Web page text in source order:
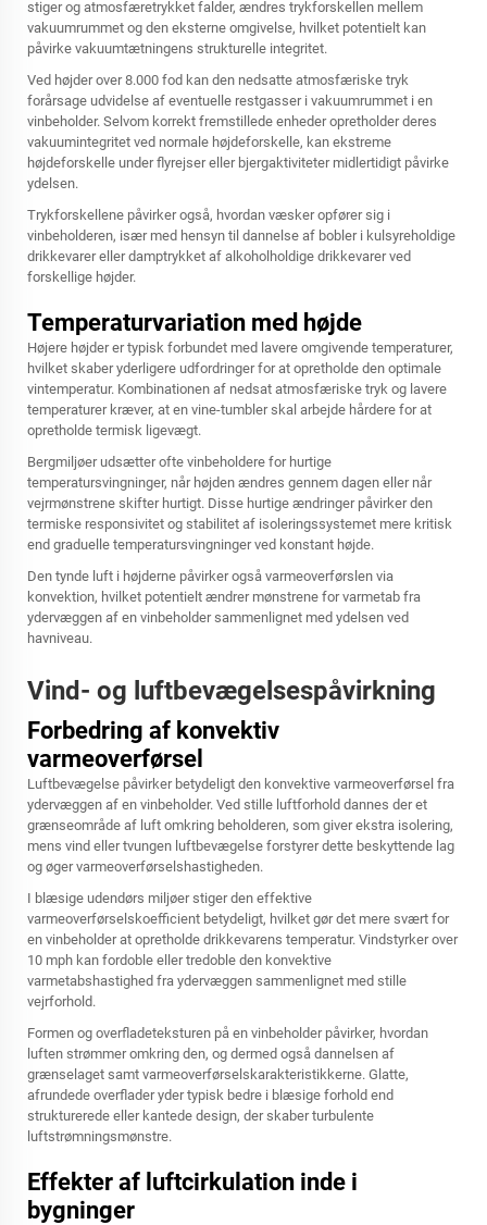
stiger og atmosfæretrykket falder, ændres trykforskellen mellem
vakuumrummet og den eksterne omgivelse, hvilket potentielt kan
påvirke vakuumtætningens strukturelle integritet.
Ved højder over 8.000 fod kan den nedsatte atmosfæriske tryk
forårsage udvidelse af eventuelle restgasser i vakuumrummet i en
vinbeholder. Selvom korrekt fremstillede enheder opretholder deres
vakuumintegritet ved normale højdeforskelle, kan ekstreme
højdeforskelle under flyrejser eller bjergaktiviteter midlertidigt påvirke
ydelsen.
Trykforskellene påvirker også, hvordan væsker opfører sig i
vinbeholderen, især med hensyn til dannelse af bobler i kulsyreholdige
drikkevarer eller damptrykket af alkoholholdige drikkevarer ved
forskellige højder.
Temperaturvariation med højde
Højere højder er typisk forbundet med lavere omgivende temperaturer,
hvilket skaber yderligere udfordringer for at opretholde den optimale
vintemperatur. Kombinationen af nedsat atmosfæriske tryk og lavere
temperaturer kræver, at en vine-tumblerskal arbejde hårdere for at
opretholde termisk ligevægt.
Bergmiljøer udsætter ofte vinbeholdere for hurtige
temperatursvingninger, når højden ændres gennem dagen eller når
vejrmønstrene skifter hurtigt. Disse hurtige ændringer påvirker den
termiske responsivitet og stabilitet af isoleringssystemet mere kritisk
end graduelle temperatursvingninger ved konstant højde.
Den tynde luft i højderne påvirker også varmeoverførslen via
konvektion, hvilket potentielt ændrer mønstrene for varmetab fra
ydervæggen af en vinbeholder sammenlignet med ydelsen ved
havniveau.
Vind- og luftbevægelsespåvirkning
Forbedring af konvektiv
varmeoverførsel
Luftbevægelse påvirker betydeligt den konvektive varmeoverførsel fra
ydervæggen af en vinbeholder. Ved stille luftforhold dannes der et
grænseområde af luft omkring beholderen, som giver ekstra isolering,
mens vind eller tvungen luftbevægelse forstyrer dette beskyttende lag
og øger varmeoverførselshastigheden.
I blæsige udendørs miljøer stiger den effektive
varmeoverførselskoefficient betydeligt, hvilket gør det mere svært for
en vinbeholder at opretholde drikkevarens temperatur. Vindstyrker over
10 mph kan fordoble eller tredoble den konvektive
varmetabshastighed fra ydervæggen sammenlignet med stille
vejrforhold.
Formen og overfladeteksturen på en vinbeholder påvirker, hvordan
luften strømmer omkring den, og dermed også dannelsen af
grænselaget samt varmeoverførselskarakteristikkerne. Glatte,
afrundede overflader yder typisk bedre i blæsige forhold end
strukturerede eller kantede design, der skaber turbulente
luftstrømningsmønstre.
Effekter af luftcirkulation inde i
bygninger